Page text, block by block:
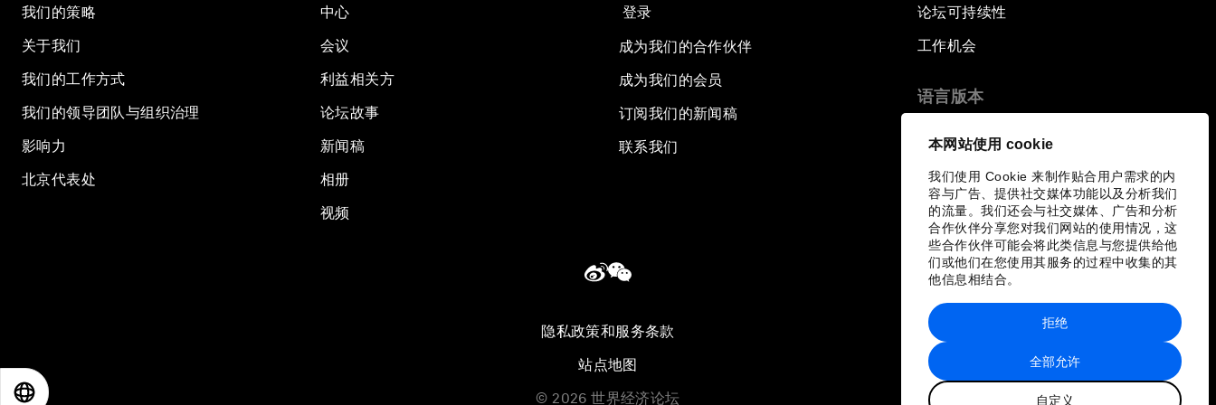
本网站使用 cookie
我们使用 Cookie 来制作贴合用户需求的内
容与广告、提供社交媒体功能以及分析我们
的流量。我们还会与社交媒体、广告和分析
合作伙伴分享您对我们网站的使用情况，这
些合作伙伴可能会将此类信息与您提供给他
们或他们在您使用其服务的过程中收集的其
他信息相结合。
全部允许
自定义
拒绝
我们的策略
关于我们
我们的工作方式
我们的领导团队与组织治理
影响力
北京代表处
中心
会议
利益相关方
论坛故事
新闻稿
相册
视频
登录
成为我们的合作伙伴
成为我们的会员
订阅我们的新闻稿
联系我们
论坛可持续性
工作机会
语言版本
隐私政策和服务条款
站点地图
© 2026 世界经济论坛